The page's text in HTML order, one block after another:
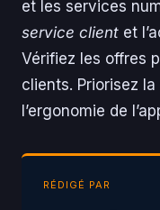
et les services
service client et
Vérifiez les offres
clients. Priorisez
l’ergonomie de
RÉDIGÉ PAR